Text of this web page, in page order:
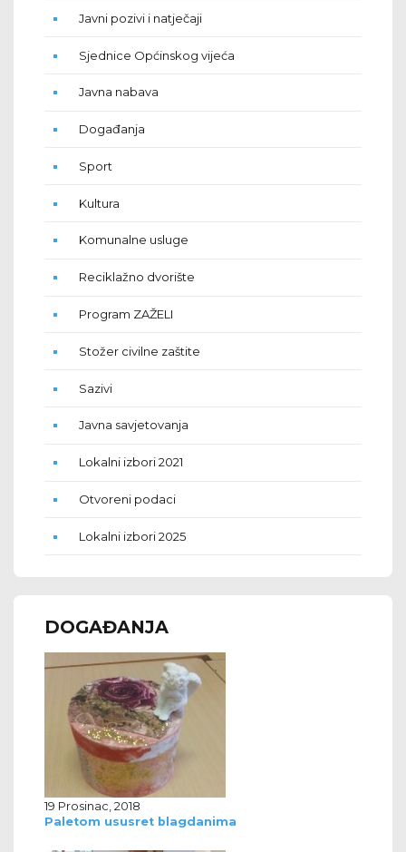
Javni pozivi i natječaji
Sjednice Općinskog vijeća
Javna nabava
Događanja
Sport
Kultura
Komunalne usluge
Reciklažno dvorište
Program ZAŽELI
Stožer civilne zaštite
Sazivi
Javna savjetovanja
Lokalni izbori 2021
Otvoreni podaci
Lokalni izbori 2025
DOGAĐANJA
19 Prosinac, 2018
Paletom ususret blagdanima